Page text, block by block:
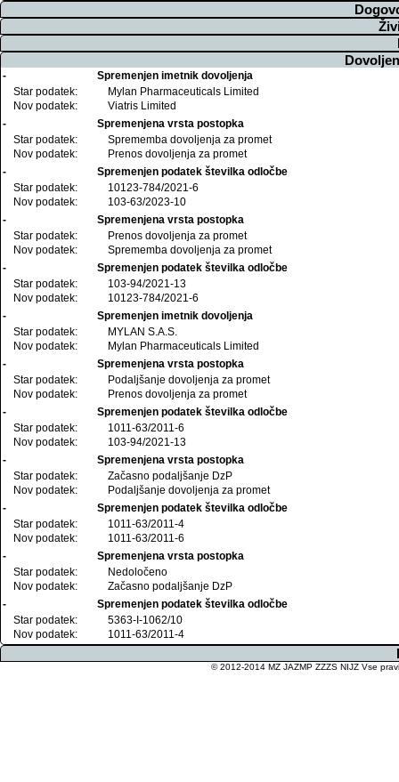
-
Spremenjen imetnik dovoljenja
Star podatek:
Mylan Pharmaceuticals Limited
Nov podatek:
Viatris Limited
-
Spremenjena vrsta postopka
Star podatek:
Sprememba dovoljenja za promet
Nov podatek:
Prenos dovoljenja za promet
-
Spremenjen podatek številka odločbe
Star podatek:
10123-784/2021-6
Nov podatek:
103-63/2023-10
-
Spremenjena vrsta postopka
Star podatek:
Prenos dovoljenja za promet
Nov podatek:
Sprememba dovoljenja za promet
-
Spremenjen podatek številka odločbe
Star podatek:
103-94/2021-13
Nov podatek:
10123-784/2021-6
-
Spremenjen imetnik dovoljenja
Star podatek:
MYLAN S.A.S.
Nov podatek:
Mylan Pharmaceuticals Limited
-
Spremenjena vrsta postopka
Star podatek:
Podaljšanje dovoljenja za promet
Nov podatek:
Prenos dovoljenja za promet
-
Spremenjen podatek številka odločbe
Star podatek:
1011-63/2011-6
Nov podatek:
103-94/2021-13
-
Spremenjena vrsta postopka
Star podatek:
Začasno podaljšanje DzP
Nov podatek:
Podaljšanje dovoljenja za promet
-
Spremenjen podatek številka odločbe
Star podatek:
1011-63/2011-4
Nov podatek:
1011-63/2011-6
-
Spremenjena vrsta postopka
Star podatek:
Nedoločeno
Nov podatek:
Začasno podaljšanje DzP
-
Spremenjen podatek številka odločbe
Star podatek:
5363-I-1062/10
Nov podatek:
1011-63/2011-4
© 2012-2014 MZ JAZMP ZZZS NIJZ Vse